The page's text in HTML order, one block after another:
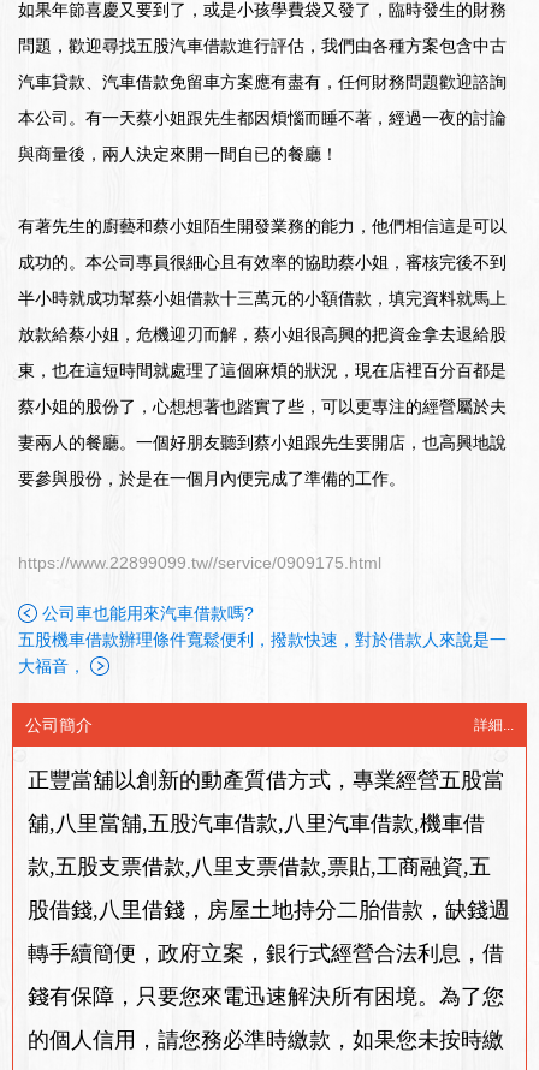
如果年節喜慶又要到了，或是小孩學費袋又發了，臨時發生的財務
問題，歡迎尋找五股汽車借款進行評估，我們由各種方案包含中古
汽車貸款、汽車借款免留車方案應有盡有，任何財務問題歡迎諮詢
本公司。有一天蔡小姐跟先生都因煩惱而睡不著，經過一夜的討論
與商量後，兩人決定來開一間自已的餐廳！
有著先生的廚藝和蔡小姐陌生開發業務的能力，他們相信這是可以
成功的。本公司專員很細心且有效率的協助蔡小姐，審核完後不到
半小時就成功幫蔡小姐借款十三萬元的小額借款，填完資料就馬上
放款給蔡小姐，危機迎刃而解，蔡小姐很高興的把資金拿去退給股
東，也在這短時間就處理了這個麻煩的狀況，現在店裡百分百都是
蔡小姐的股份了，心想想著也踏實了些，可以更專注的經營屬於夫
妻兩人的餐廳。一個好朋友聽到蔡小姐跟先生要開店，也高興地說
要參與股份，於是在一個月內便完成了準備的工作。
https://www.22899099.tw//service/0909175.html
公司車也能用來汽車借款嗎?
五股機車借款辦理條件寬鬆便利，撥款快速，對於借款人來說是一
大福音，
公司簡介 詳細...
正豐當舖以創新的動產質借方式，專業經營五股當
舖,八里當舖,五股汽車借款,八里汽車借款,機車借
款,五股支票借款,八里支票借款,票貼,工商融資,五
股借錢,八里借錢，房屋土地持分二胎借款，缺錢週
轉手續簡便，政府立案，銀行式經營合法利息，借
錢有保障，只要您來電迅速解決所有困境。為了您
的個人信用，請您務必準時繳款，如果您未按時繳